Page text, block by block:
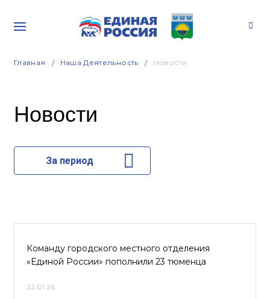
Главная Наша Деятельность Новости
Новости
За период
Команду городского местного отделения
«Единой России» пополнили 23 тюменца
22.01.26